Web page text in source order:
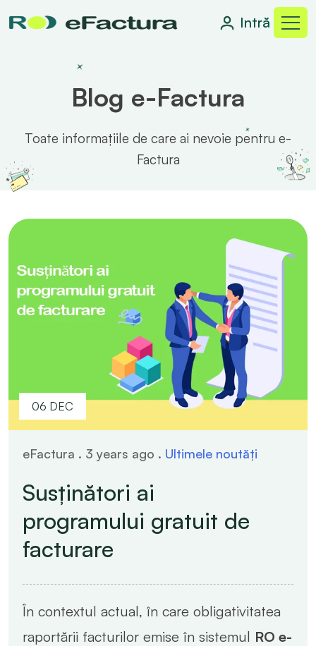
Intră
Blog e-Factura
Toate informațiile de care ai nevoie pentru e-
Factura
06 DEC
eFactura . 3 years ago . Ultimele noutăți
Susținători ai
programului gratuit de
facturare
În contextul actual, în care obligativitatea
raportării facturilor emise în sistemul RO e-